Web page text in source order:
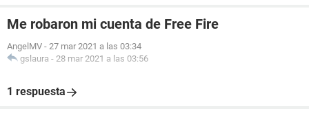
Me robaron mi cuenta de Free Fire
AngelMV - 27 mar 2021 a las 03:34
gslaura - 28 mar 2021 a las 03:56
1 respuesta